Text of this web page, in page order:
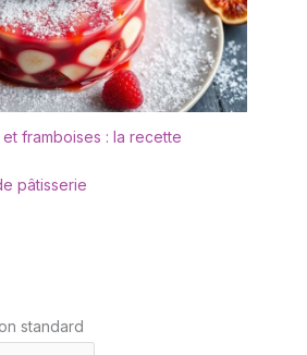
et est très facile à
entretenir. Afin de
prolonger sa durée de
vie, il est recommandé
de ne pas le nettoyer au
nettoyage, il doit être
au sec. ✔[Remarque
les 24 heures.
framboises : la recette
pâtisserie